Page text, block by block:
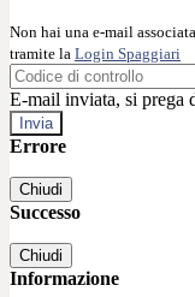
Non hai una e-mail
tramite la Login Spaggiari
E-mail inviata, si prega
Errore
Chiudi
Successo
Chiudi
Informazione